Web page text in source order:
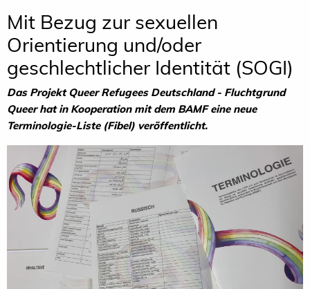
Mit Bezug zur sexuellen
Orientierung und/oder
geschlechtlicher Identität (SOGI)
Das Projekt Queer Refugees Deutschland - Fluchtgrund
Queer hat in Kooperation mit dem BAMF eine neue
Terminologie-Liste (Fibel) veröffentlicht.